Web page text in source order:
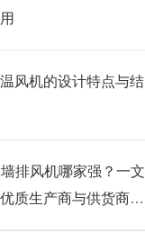
风机的设计特点与结
排风机哪家强？一文
质生产商与供货商推